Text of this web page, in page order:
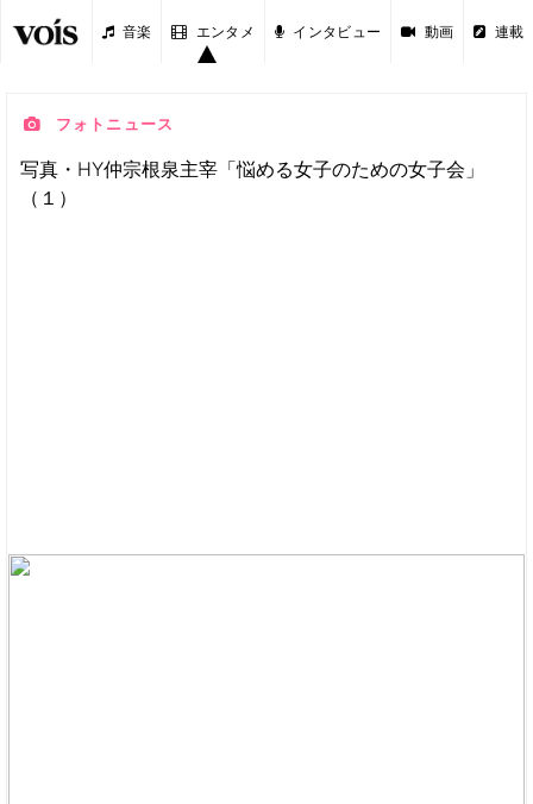
音楽 エンタメ インタビュー 動画 連載
フォトニュース
写真・HY仲宗根泉主宰「悩める女子のための女子会」
（１）